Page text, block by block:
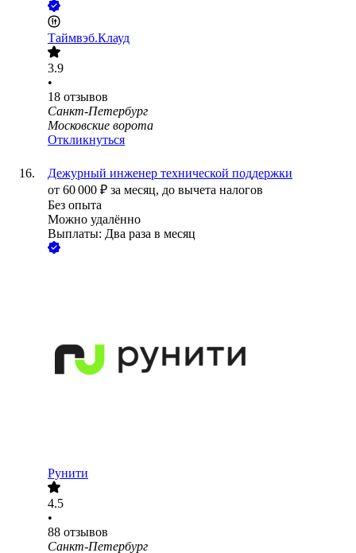
Таймвэб.Клауд
3.9
•
18 отзывов
Санкт-Петербург
Московские ворота
Откликнуться
Дежурный инженер технической поддержки
от 60 000 ₽ за месяц, до вычета налогов
Без опыта
Можно удалённо
Выплаты: Два раза в месяц
Рунити
4.5
•
88 отзывов
Санкт-Петербург